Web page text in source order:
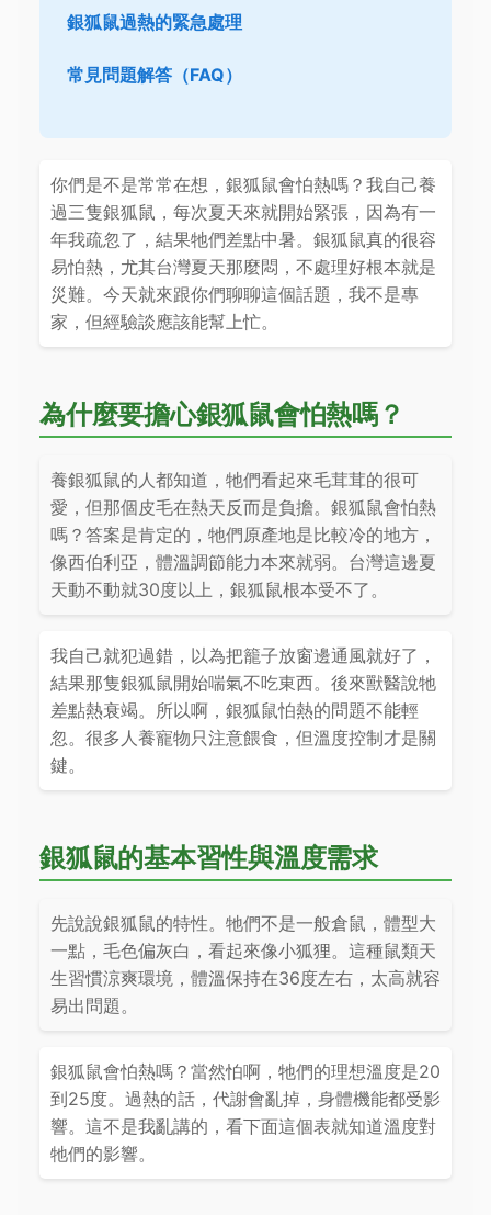
銀狐鼠過熱的緊急處理
常見問題解答（FAQ）
你們是不是常常在想，銀狐鼠會怕熱嗎？我自己養
過三隻銀狐鼠，每次夏天來就開始緊張，因為有一
年我疏忽了，結果牠們差點中暑。銀狐鼠真的很容
易怕熱，尤其台灣夏天那麼悶，不處理好根本就是
災難。今天就來跟你們聊聊這個話題，我不是專
家，但經驗談應該能幫上忙。
為什麼要擔心銀狐鼠會怕熱嗎？
養銀狐鼠的人都知道，牠們看起來毛茸茸的很可
愛，但那個皮毛在熱天反而是負擔。銀狐鼠會怕熱
嗎？答案是肯定的，牠們原產地是比較冷的地方，
像西伯利亞，體溫調節能力本來就弱。台灣這邊夏
天動不動就30度以上，銀狐鼠根本受不了。
我自己就犯過錯，以為把籠子放窗邊通風就好了，
結果那隻銀狐鼠開始喘氣不吃東西。後來獸醫說牠
差點熱衰竭。所以啊，銀狐鼠怕熱的問題不能輕
忽。很多人養寵物只注意餵食，但溫度控制才是關
鍵。
銀狐鼠的基本習性與溫度需求
先說說銀狐鼠的特性。牠們不是一般倉鼠，體型大
一點，毛色偏灰白，看起來像小狐狸。這種鼠類天
生習慣涼爽環境，體溫保持在36度左右，太高就容
易出問題。
銀狐鼠會怕熱嗎？當然怕啊，牠們的理想溫度是20
到25度。過熱的話，代謝會亂掉，身體機能都受影
響。這不是我亂講的，看下面這個表就知道溫度對
牠們的影響。